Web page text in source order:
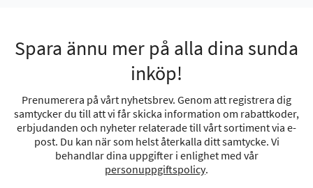
Spara ännu mer på alla dina sunda
inköp!
Prenumerera på vårt nyhetsbrev. Genom att registrera dig
samtycker du till att vi får skicka information om rabattkoder,
erbjudanden och nyheter relaterade till vårt sortiment via e-
post. Du kan när som helst återkalla ditt samtycke. Vi
behandlar dina uppgifter i enlighet med vår
personuppgiftspolicy.